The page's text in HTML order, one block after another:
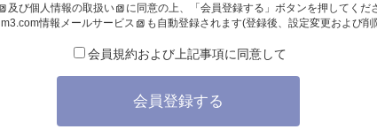
及び個人情報の取扱い
に同意の上、「会員登録する」ボタンを押してくだ
m3.com情報メールサービス も自動登録されます(登録後、設定変更および
会員規約および上記事項に同意して
会員登録する